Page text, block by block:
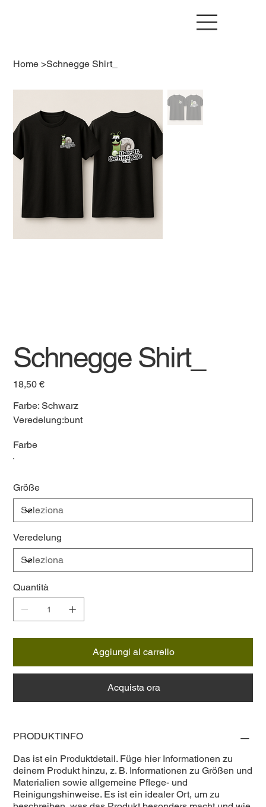
Home >Schnegge Shirt_
Schnegge Shirt_
Prezzo
18,50 €
Farbe: Schwarz
Veredelung:bunt
Farbe
Größe
Veredelung
Quantità
Aggiungi al carrello
Acquista ora
PRODUKTINFO
Das ist ein Produktdetail. Füge hier Informationen zu
deinem Produkt hinzu, z. B. Informationen zu Größen und
Materialien sowie allgemeine Pflege- und
Reinigungshinweise. Es ist ein idealer Ort, um zu